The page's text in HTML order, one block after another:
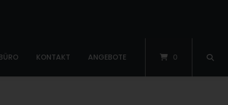
KONTAKT ANGEBOTE 0